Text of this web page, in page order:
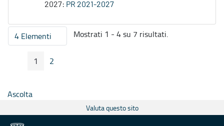
2027: PR 2021-2027
4 ElementiPer pagina
Mostrati 1 - 4 su 7 risultati.
Pagina Precedente
Pagina
1 Pagina
2
Ascolta
Valuta questo sito